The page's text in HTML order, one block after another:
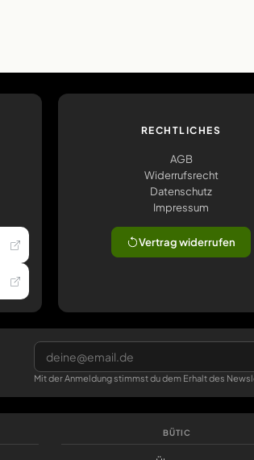
RECHTLICHES
AGB
Widerrufsrecht
Datenschutz
Impressum
Vertrag widerrufen
Mit der Anmeldung stimmst du dem Erhalt des
BÜTIC